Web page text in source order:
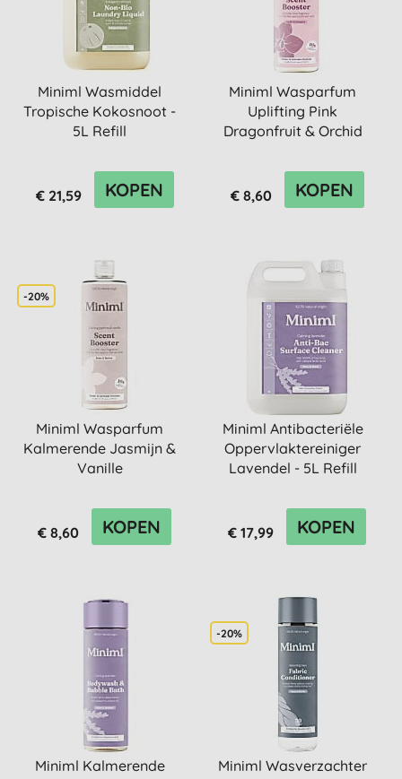
Miniml Wasmiddel
Tropische Kokosnoot -
5L Refill
€ 21,59 KOPEN
Miniml Wasparfum
Uplifting Pink
Dragonfruit & Orchid
€ 8,60 KOPEN
-20%
Miniml Wasparfum
Kalmerende Jasmijn &
Vanille
€ 8,60 KOPEN
Miniml Antibacteriële
Oppervlaktereiniger
Lavendel - 5L Refill
€ 17,99 KOPEN
Miniml Kalmerende
-20%
Miniml Wasverzachter